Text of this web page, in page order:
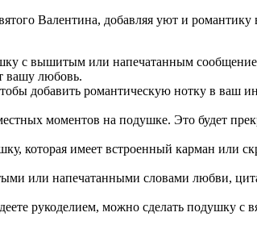
Валентина, добавляя уют и
с вышитым или напечатанным
вашу любовь.
добавить романтическую нотку в ваш
моментов на подушке. Это будет
которая имеет встроенный карман или
или напечатанными словами любви,
рукоделием, можно сделать подушку